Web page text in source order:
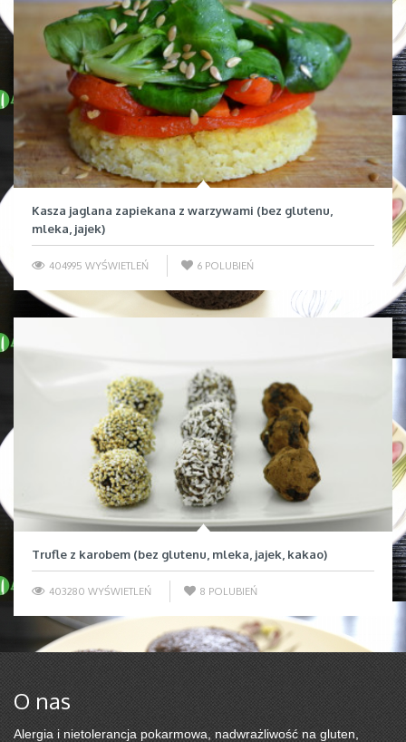
Kasza jaglana zapiekana z warzywami (bez glutenu,
mleka, jajek)
404995 WYŚWIETLEŃ 6 POLUBIEŃ
Trufle z karobem (bez glutenu, mleka, jajek, kakao)
403280 WYŚWIETLEŃ 8 POLUBIEŃ
O nas
Alergia i nietolerancja pokarmowa, nadwrażliwość na gluten,